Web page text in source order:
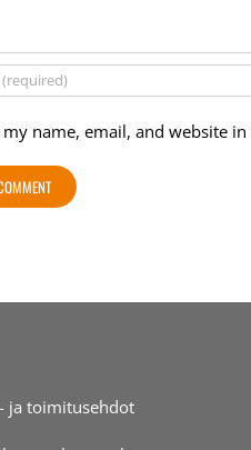
my name, email, and website
ja toimitusehdot